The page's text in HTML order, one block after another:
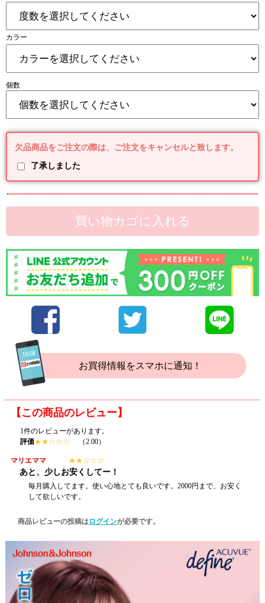
カラー
個数
欠品商品をご注文の際は、ご注文をキャンセルと致します。
了承しました
買い物カゴに入れる
お買得情報をスマホに通知！
【この商品のレビュー】
1件のレビューがあります。
評価★★☆☆☆ （2.00）
★★☆☆☆
マリエママ
あと、少しお安くしてー！
毎月購入してます。使い心地とても良いです。2000円まで、お安く
して欲しいです。
商品レビューの投稿はログインが必要です。